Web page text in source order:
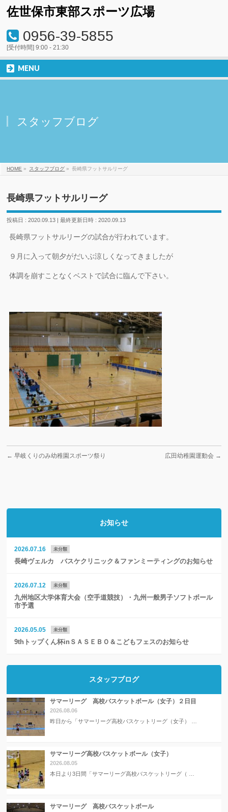
佐世保市東部スポーツ広場
0956-39-5855
[受付時間] 9:00 - 21:30
MENU
スタッフブログ
HOME » スタッフブログ » 長崎県フットサルリーグ
長崎県フットサルリーグ
投稿日 : 2020.09.13 最終更新日時 : 2020.09.13
長崎県フットサルリーグの試合が行われています。
９月に入って朝夕がだいぶ涼しくなってきましたが
体調を崩すことなくベストで試合に臨んで下さい。
← 早岐くりのみ幼稚園スポーツ祭り 広田幼稚園運動会 →
お知らせ
2026.07.16 未分類
長崎ヴェルカ バスケクリニック＆ファンミーティングのお知らせ
2026.07.12 未分類
九州地区大学体育大会（空手道競技）・九州一般男子ソフトボール
市予選
2026.05.05 未分類
9thトップくん杯inＳＡＳＥＢＯ＆こどもフェスのお知らせ
スタッフブログ
サマーリーグ 高校バスケットボール（女子）２日目
2026.08.06
昨日から「サマーリーグ高校バスケットリーグ（女子） …
サマーリーグ高校バスケットボール（女子）
2026.08.05
本日より3日間「サマーリーグ高校バスケットリーグ（ …
サマーリーグ 高校バスケットボール